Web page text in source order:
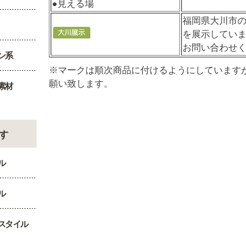
系
材
タイル
●見える場
福岡県大川市
を展示してい
お問い合わせく
※マークは順次商品に付けるようにしています
願い致します。